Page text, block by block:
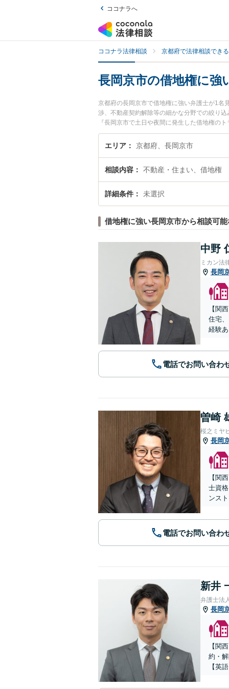
ココナラへ
ココナラ法律相談 京都府で法律相談でき
長岡京市の借地権に強
京都府の長岡京市で借地権に強い弁護士が1名
渉、不動産契約解除等の細かな分野での絞り
『長岡京市で土日や夜間に発生した借地権の
を法律相談できる長岡京市内の弁護士に相談
エリア 京都府、長岡京市
相談内容 不動産・住まい、借地権
詳細条件 未選択
借地権に強い長岡京市から相談可
中野
ミカン法
長岡
【関
住宅
経験
電話でお問い合わ
曽崎
桜之ミヤ
長岡
【関
士資
ンス
電話でお問い合わ
新井
弁護士法
長岡
【関
約・
【英